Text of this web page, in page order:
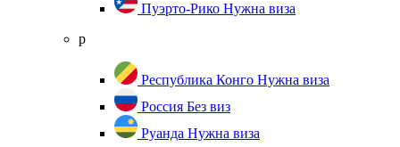
Пуэрто-Рико Нужна виза
р
Республика Конго Нужна виза
Россия Без виз
Руанда Нужна виза